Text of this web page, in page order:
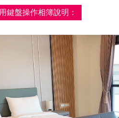
鍵盤操作相簿說明：